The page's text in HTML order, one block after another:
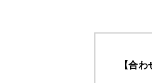
【合わ